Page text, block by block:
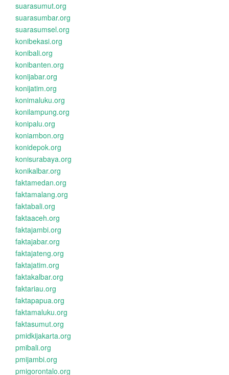
suarasumut.org
suarasumbar.org
suarasumsel.org
konibekasi.org
konibali.org
konibanten.org
konijabar.org
konijatim.org
konimaluku.org
konilampung.org
konipalu.org
koniambon.org
konidepok.org
konisurabaya.org
konikalbar.org
faktamedan.org
faktamalang.org
faktabali.org
faktaaceh.org
faktajambi.org
faktajabar.org
faktajateng.org
faktajatim.org
faktakalbar.org
faktariau.org
faktapapua.org
faktamaluku.org
faktasumut.org
pmidkijakarta.org
pmibali.org
pmijambi.org
pmigorontalo.org